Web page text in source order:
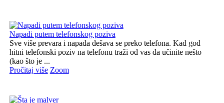
Napadi putem telefonskog poziva
Sve više prevara i napada dešava se preko telefona. Kad god
hitni telefonski poziv na telefonu traži od vas da učinite nešto
(kao što je ...
Pročitaj više Zoom